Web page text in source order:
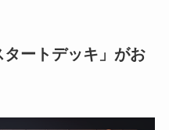
ートデッキ」がお